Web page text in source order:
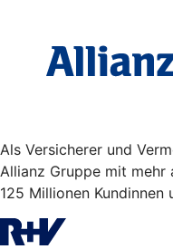
Als Versicherer und
Allianz Gruppe mit mehr
125 Millionen Kundinnen